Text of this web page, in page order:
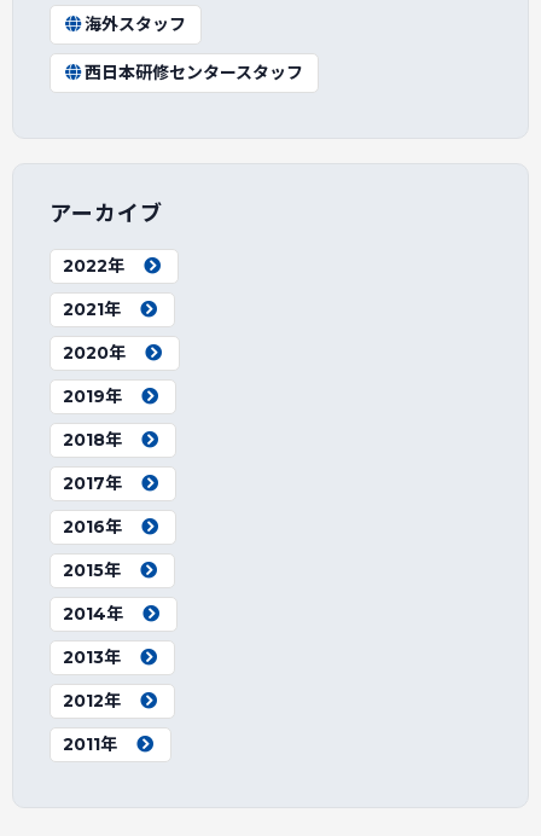
海外スタッフ
西日本研修センタースタッフ
アーカイブ
2022年
2021年
2020年
2019年
2018年
2017年
2016年
2015年
2014年
2013年
2012年
2011年